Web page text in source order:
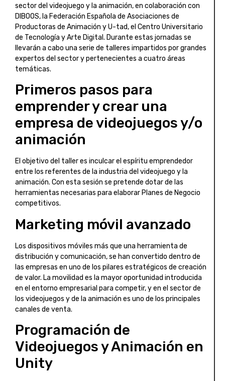
sector del videojuego y la animación, en colaboración con
DIBOOS, la Federación Española de Asociaciones de
Productoras de Animación y U-tad, el Centro Universitario
de Tecnología y Arte Digital. Durante estas jornadas se
llevarán a cabo una serie de talleres impartidos por grandes
expertos del sector y pertenecientes a cuatro áreas
temáticas.
Primeros pasos para
emprender y crear una
empresa de videojuegos y/o
animación
El objetivo del taller es inculcar el espíritu emprendedor
entre los referentes de la industria del videojuego y la
animación. Con esta sesión se pretende dotar de las
herramientas necesarias para elaborar Planes de Negocio
competitivos.
Marketing móvil avanzado
Los dispositivos móviles más que una herramienta de
distribución y comunicación, se han convertido dentro de
las empresas en uno de los pilares estratégicos de creación
de valor. La movilidad es la mayor oportunidad introducida
en el entorno empresarial para competir, y en el sector de
los videojuegos y de la animación es uno de los principales
canales de venta.
Programación de
Videojuegos y Animación en
Unity